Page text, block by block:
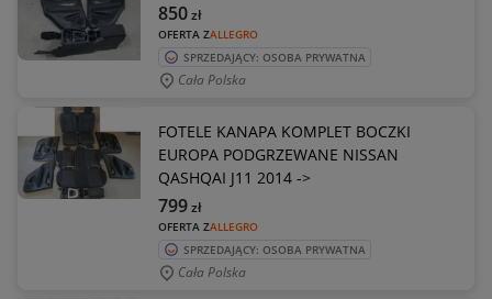
OFERTA ZALLEGRO
850zł
SPRZEDAJĄCY: OSOBA PRYWATNA
Cała Polska
FOTELE KANAPA KOMPLET BOCZKI
EUROPA PODGRZEWANE NISSAN
QASHQAI J11 2014 ->
OFERTA ZALLEGRO
799zł
SPRZEDAJĄCY: OSOBA PRYWATNA
Cała Polska